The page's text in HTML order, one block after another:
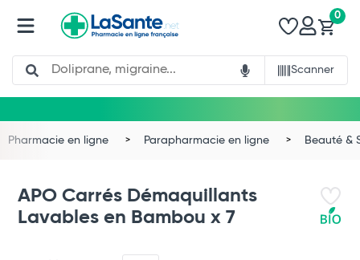
Search
Scanner
0
Pharmacie en ligne Parapharmacie en ligne Beauté &
APO Carrés Démaquillants
Lavables en Bambou x 7